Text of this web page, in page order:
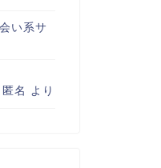
い系サ
匿名 より